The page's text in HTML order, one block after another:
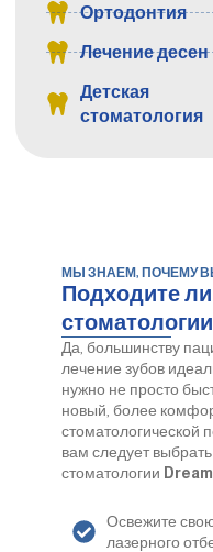
Ортодонтия
Лечение десен
Детская
стоматология
МЫ ЗНАЕМ, ПОЧЕМУ
Подходите
Да, большинству
лечение зубов
нужно не просто
новый, более
стоматологической
вам следует
стоматологии
Освежите
лазерного